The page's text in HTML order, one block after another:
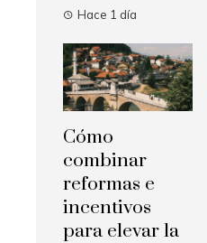
Hace 1 día
Cómo
combinar
reformas e
incentivos
para elevar la